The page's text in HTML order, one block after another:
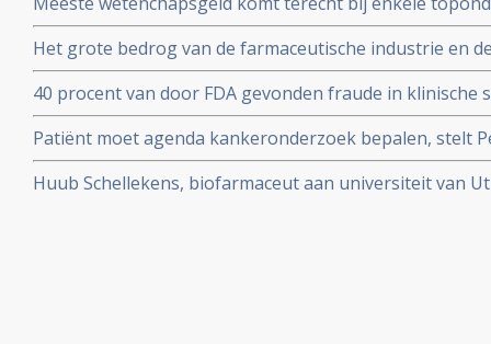
over meer dan 60 procent van al het geld voor vrij
Het grote bedrog van de farmaceutische industrie en
blootgelegd door de Correspondent in mooi stuk
40 procent van door FDA gevonden fraude in
en vermeld in uiteindelijke medicijnvoorschriften.
Patiënt moet agenda kankeronderzoek bepalen, stelt
column
Huub Schellekens, biofarmaceut aan universiteit van